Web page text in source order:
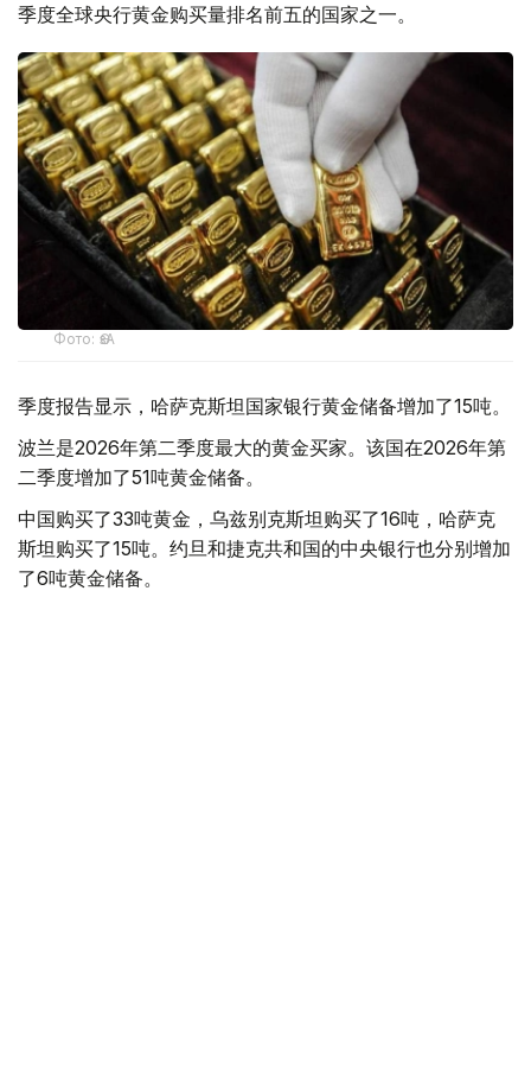
季度全球央行黄金购买量排名前五的国家之一。
Фото: ӨзА
季度报告显示，哈萨克斯坦国家银行黄金储备增加了15吨。
波兰是2026年第二季度最大的黄金买家。该国在2026年第
二季度增加了51吨黄金储备。
中国购买了33吨黄金，乌兹别克斯坦购买了16吨，哈萨克
斯坦购买了15吨。约旦和捷克共和国的中央银行也分别增加
了6吨黄金储备。